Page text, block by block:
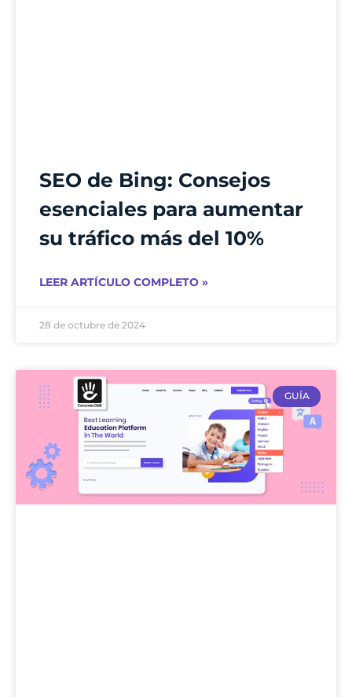
SEO de Bing: Consejos
esenciales para aumentar
su tráfico más del 10%
LEER ARTÍCULO COMPLETO »
28 de octubre de 2024
GUÍA